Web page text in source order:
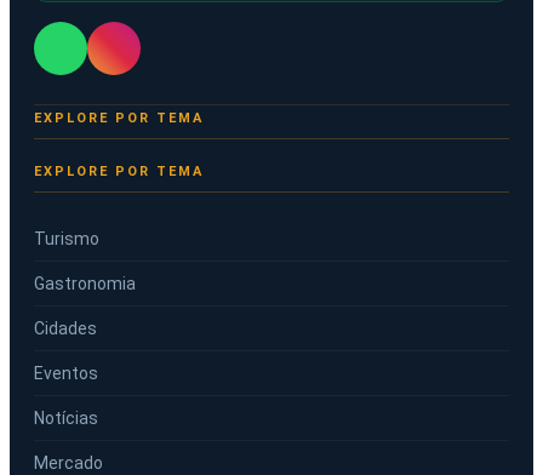
EXPLORE POR TEMA
Turismo
Gastronomia
Cidades
Eventos
Notícias
Mercado